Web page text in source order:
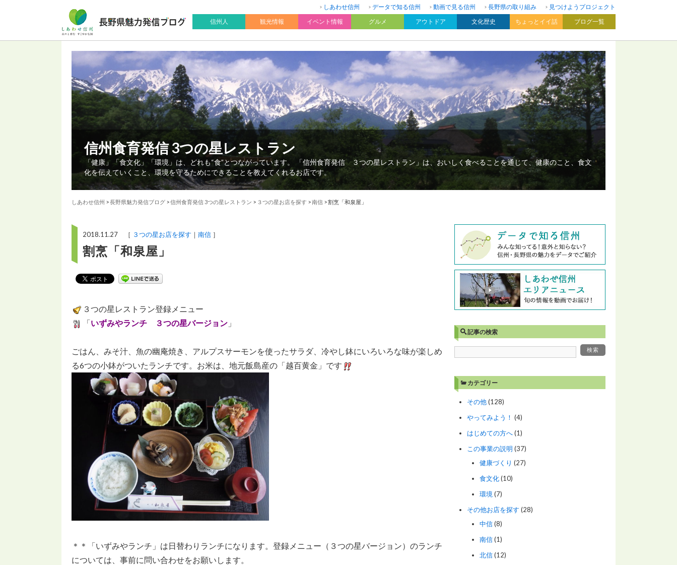
しあわせ信州 データで知る信州 動画で見る信州 長野県の取り組み
見つけようプロジェクト
信州人
観光情報 イベント情報 グルメ アウトドア 文化歴史 ちょっとイイ話 ブログ一覧
信州食育発信 3つの星レストラン
「健康」「食文化」「環境」は、どれも“食”とつながっています。 「信州食育発信 ３つの星レストラン」は、おいしく食べることを通じて、健康のこと、食文
化を伝えていくこと、環境を守るためにできることを教えてくれるお店です。
しあわせ信州 >長野県魅力発信ブログ >信州食育発信 3つの星レストラン > ３つの星お店を探す >南信 >割烹「和泉屋」
2018.11.27 ［ ３つの星お店を探す 南信 ］
割烹「和泉屋」
３つの星レストラン登録メニュー
「いずみやランチ ３つの星バージョン 」
ごはん、みそ汁、魚の幽庵焼き、アルプスサーモンを使ったサラダ、冷やし鉢にいろいろな味が楽しめ
る6つの小鉢がついたランチです。お米は、地元飯島産の「越百黄金」です
＊＊「いずみやランチ」は日替わりランチになります。登録メニュー（３つの星バージョン）のランチ
については、事前に問い合わせをお願いします。
記事の検索
カテゴリー
その他(128)
やってみよう！ (4)
はじめての方へ(1)
この事業の説明 (37)
健康づくり (27)
食文化(10)
環境 (7)
その他お店を探す (28)
中信(8)
南信(1)
北信(12)